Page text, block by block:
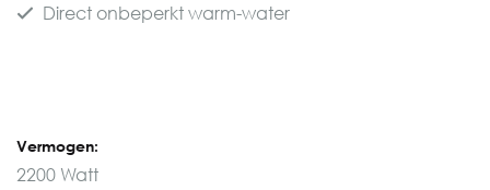
Direct onbeperkt warm-water
Vermogen:
2200 Watt